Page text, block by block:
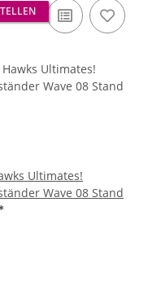
Ultimates!
Wave 08 Stand